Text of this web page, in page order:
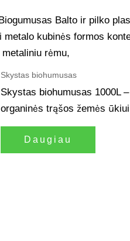
Skystas biohumusas
Skystas biohumusas 1000L –
organinės trąšos žemės ūkiui
Daugiau